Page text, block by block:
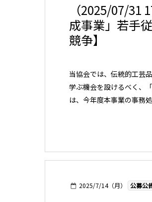
（2025/07/
成事業」若手
競争】
当協会では、伝統的工芸
学ぶ機会を設けるべく、
は、今年度本事業の事務
2025/7/14（月） 公募公